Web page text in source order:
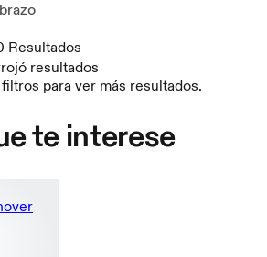
Resultados
resultados
para ver más resultados.
te interese